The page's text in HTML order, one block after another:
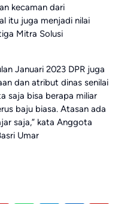
kecaman dari
itu juga menjadi nilai
Mitra Solusi
Januari 2023 DPR juga
dan atribut dinas senilai
saja bisa berapa miliar
baju biasa. Atasan ada
saja,” kata Anggota
Umar